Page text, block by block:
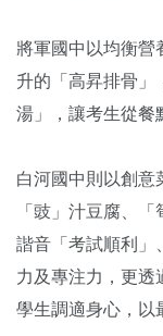
將軍國中以均衡營
升的「高昇排骨」
湯」，讓考生從餐
白河國中則以創意
「豉」汁豆腐、
諧音「考試順利」
力及專注力，更透
學生調適身心，以